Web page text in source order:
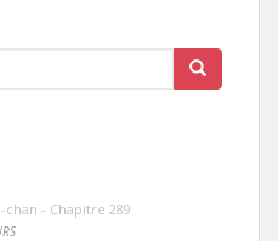
chan - Chapitre 289